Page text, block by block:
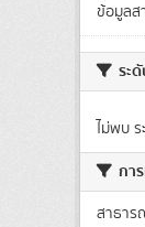
ข้อมูลส
ระ
ไม่พบ
กา
สาธาร